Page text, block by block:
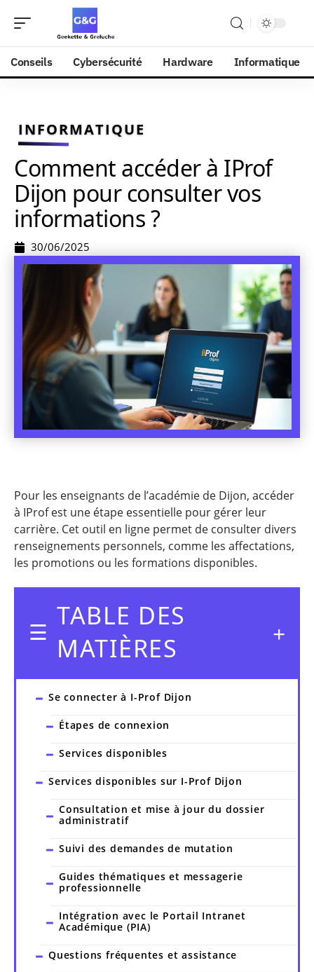
Conseils Cybersécurité Hardware Informatique
INFORMATIQUE
Comment accéder à IProf
Dijon pour consulter vos
informations ?
30/06/2025
Pour les enseignants de l’académie de Dijon, accéder
à IProf est une étape essentielle pour gérer leur
carrière. Cet outil en ligne permet de consulter divers
renseignements personnels, comme les affectations,
les promotions ou les formations disponibles.
TABLE DES
MATIÈRES
Se connecter à I-Prof Dijon
Étapes de connexion
Services disponibles
Services disponibles sur I-Prof Dijon
Consultation et mise à jour du dossier
administratif
Suivi des demandes de mutation
Guides thématiques et messagerie
professionnelle
Intégration avec le Portail Intranet
Académique (PIA)
Questions fréquentes et assistance